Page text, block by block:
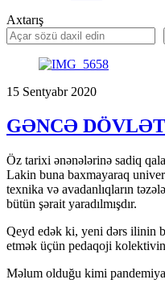
Axtarış
15 Sentyabr 2020
GƏNCƏ
Öz tarixi ənənələrinə sadiq
Lakin buna baxmayaraq
texnika və avadanlıqların
bütün şərait yaradılmışdır.
Qeyd edək ki, yeni dərs ilinin
etmək üçün pedaqoji
Məlum olduğu kimi